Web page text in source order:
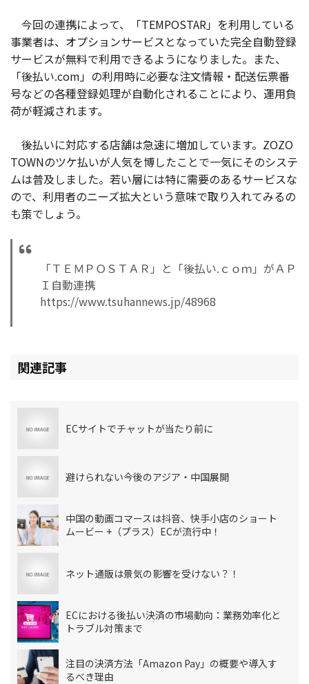
今回の連携によって、「TEMPOSTAR」を利用している
事業者は、オプションサービスとなっていた完全自動登録
サービスが無料で利用できるようになりました。また、
「後払い.com」の利用時に必要な注文情報・配送伝票番
号などの各種登録処理が自動化されることにより、運用負
荷が軽減されます。
後払いに対応する店舗は急速に増加しています。ZOZO
TOWNのツケ払いが人気を博したことで一気にそのシステ
ムは普及しました。若い層には特に需要のあるサービスな
ので、利用者のニーズ拡大という意味で取り入れてみるの
も策でしょう。
「ＴＥＭＰＯＳＴＡＲ」と「後払い.ｃｏｍ」がＡＰ
Ｉ自動連携
https://www.tsuhannews.jp/48968
関連記事
ECサイトでチャットが当たり前に
避けられない今後のアジア・中国展開
中国の動画コマースは抖音、快手小店のショート
ムービー +（プラス）ECが流行中！
ネット通販は景気の影響を受けない？！
ECにおける後払い決済の市場動向：業務効率化と
トラブル対策まで
注目の決済方法「Amazon Pay」の概要や導入す
るべき理由